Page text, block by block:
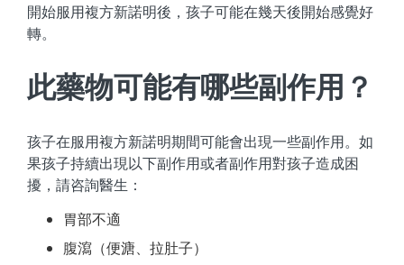
開始服用複方新諾明後，孩子可能在幾天後開始感覺好
轉。
此藥物可能有哪些副作用？
孩子在服用複方新諾明期間可能會出現一些副作用。如
果孩子持續出現以下副作用或者副作用對孩子造成困
擾，請咨詢醫生：
胃部不適
腹瀉（便溏、拉肚子）